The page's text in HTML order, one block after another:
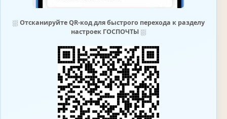
⛆ Отсканируйте QR-код для быстрого перехода к разделу
настроек ГОСПОЧТЫ⛆